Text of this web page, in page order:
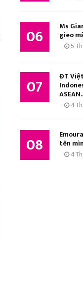
06 Ms
gieo
5
07 ĐT
4
08 tên
4